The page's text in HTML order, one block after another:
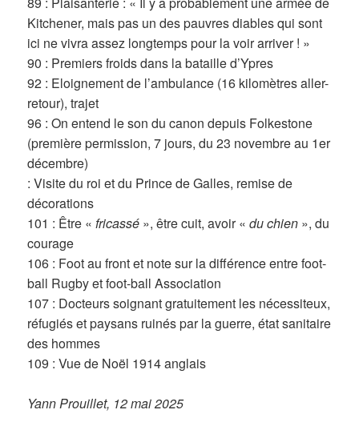
Kitchener, mais pas un des pauvres diables qui sont
ici ne vivra assez longtemps pour la voir arriver ! »
90 : Premiers froids dans la bataille d’Ypres
92 : Eloignement de l’ambulance (16 kilomètres aller-
retour), trajet
96 : On entend le son du canon depuis Folkestone
(première permission, 7 jours, du 23 novembre au 1er
décembre)
: Visite du roi et du Prince de Galles, remise de
décorations
101 : Être «fricassé », être cuit, avoir «du chien », du
courage
106 : Foot au front et note sur la différence entre foot-
ball Rugby et foot-ball Association
107 : Docteurs soignant gratuitement les nécessiteux,
réfugiés et paysans ruinés par la guerre, état sanitaire
des hommes
109 : Vue de Noël 1914 anglais
Yann Prouillet, 12 mai 2025